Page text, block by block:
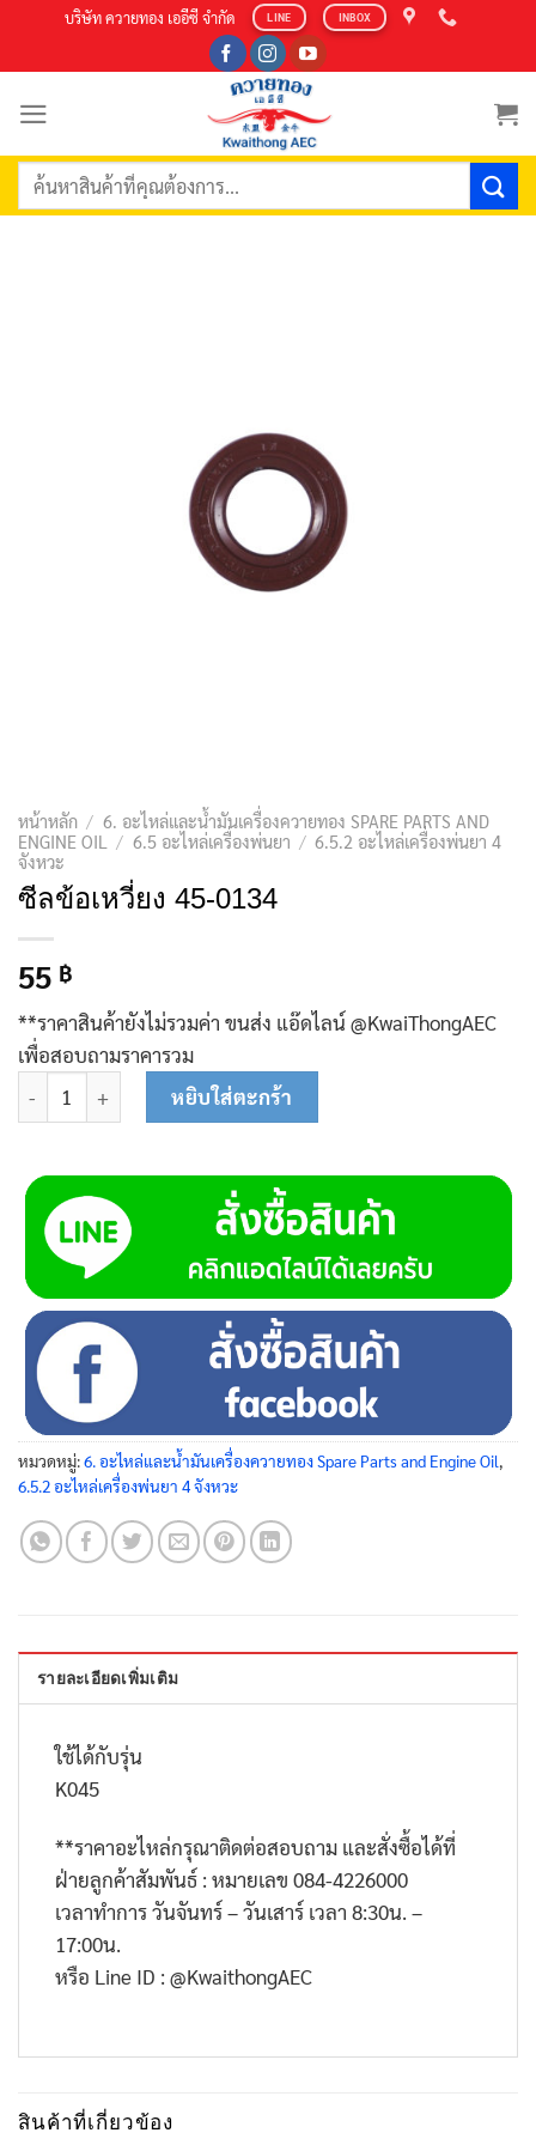
content
บริษัท ควายทอง เออีซี จำกัด LINE INBOX
ค้นหา:
หน้าหลัก / 6. อะไหล่และน้ำมันเครื่องควายทอง SPARE PARTS AND
ENGINE OIL
/ 6.5 อะไหล่เครื่องพ่นยา / 6.5.2 อะไหล่เครื่องพ่นยา 4
จังหวะ
ซีลข้อเหวี่ยง 45-0134
55 ฿
**ราคาสินค้ายังไม่รวมค่า ขนส่ง แอ๊ดไลน์ @KwaiThongAEC
เพื่อสอบถามราคารวม
จำนวน ซีลข้อเหวี่ยง 45-0134 ชิ้น
หยิบใส่ตะกร้า
หมวดหมู่:6. อะไหล่และน้ำมันเครื่องควายทอง Spare Parts and Engine Oil
6.5.2 อะไหล่เครื่องพ่นยา 4 จังหวะ
รายละเอียดเพิ่มเติม
ใช้ได้กับรุ่น
K045
**ราคาอะไหล่กรุณาติดต่อสอบถาม และสั่งซื้อได้ที่
ฝ่ายลูกค้าสัมพันธ์ : หมายเลข 084-4226000
เวลาทำการ วันจันทร์ – วันเสาร์ เวลา 8:30น. –
17:00น.
หรือ Line ID : @KwaithongAEC
สินค้าที่เกี่ยวข้อง